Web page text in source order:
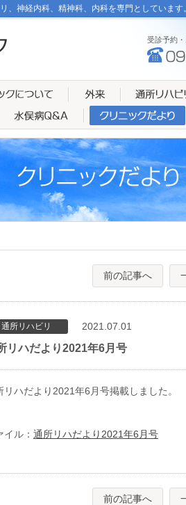
神経内科、精神科、内科を専門としています。
受診予約
前の記事へ
通所リハビリ 2021.07.01
リハだより2021年6月号
リハだより2021年6月号掲載しました。
イル： 通所リハだより2021年6月号
前の記事へ